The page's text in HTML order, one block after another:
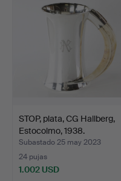
STOP, plata, CG Hallberg,
Estocolmo, 1938.
Subastado 25 may 2023
24 pujas
1.002 USD